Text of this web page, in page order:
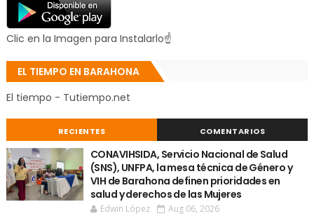
Clic en la Imagen para Instalarlo☝
EL TIEMPO EN BARAHONA
El tiempo - Tutiempo.net
RECIENTES COMENTARIOS
CONAVIHSIDA, Servicio Nacional de Salud
(SNS), UNFPA, la mesa técnica de Género y
VIH de Barahona definen prioridades en
salud y derechos de las Mujeres
Edwin López Aug 06, 2026